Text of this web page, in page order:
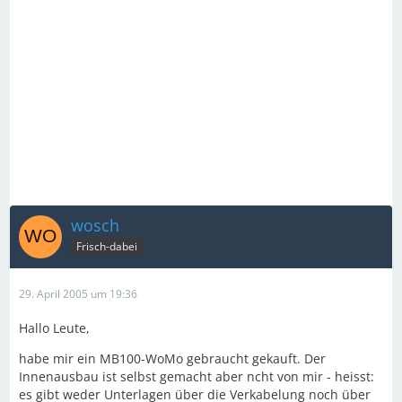
wosch
Frisch-dabei
29. April 2005 um 19:36
Hallo Leute,
habe mir ein MB100-WoMo gebraucht gekauft. Der
Innenausbau ist selbst gemacht aber ncht von mir - heisst:
es gibt weder Unterlagen über die Verkabelung noch über